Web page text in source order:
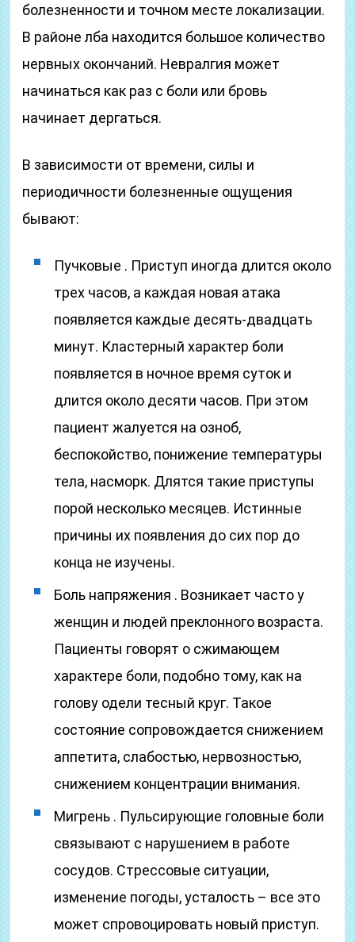
болезненности и точном месте локализации.
В районе лба находится большое количество
нервных окончаний. Невралгия может
начинаться как раз с боли или бровь
начинает дергаться.
В зависимости от времени, силы и
периодичности болезненные ощущения
бывают:
Пучковые . Приступ иногда длится около
трех часов, а каждая новая атака
появляется каждые десять-двадцать
минут. Кластерный характер боли
появляется в ночное время суток и
длится около десяти часов. При этом
пациент жалуется на озноб,
беспокойство, понижение температуры
тела, насморк. Длятся такие приступы
порой несколько месяцев. Истинные
причины их появления до сих пор до
конца не изучены.
Боль напряжения . Возникает часто у
женщин и людей преклонного возраста.
Пациенты говорят о сжимающем
характере боли, подобно тому, как на
голову одели тесный круг. Такое
состояние сопровождается снижением
аппетита, слабостью, нервозностью,
снижением концентрации внимания.
Мигрень . Пульсирующие головные боли
связывают с нарушением в работе
сосудов. Стрессовые ситуации,
изменение погоды, усталость – все это
может спровоцировать новый приступ.